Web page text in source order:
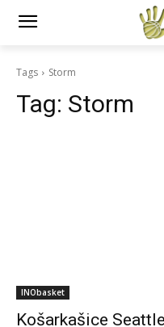
Tags Storm
Tag: Storm
INObasket
Košarkašice